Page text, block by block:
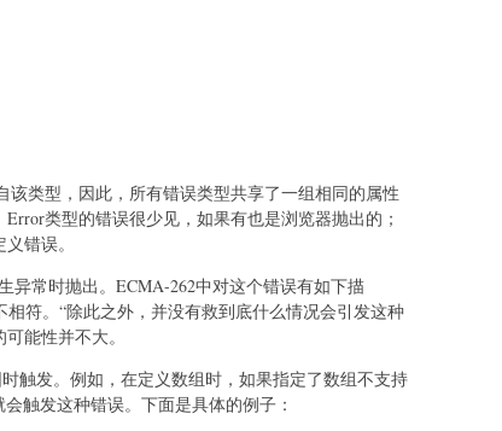
类型，因此，所有错误类型共享了一组相同的属性
类型的错误很少见，如果有也是浏览器抛出的；
错误。
异常时抛出。ECMA-262中对这个错误有如下描
符。“除此之外，并没有救到底什么情况会引发这种
能性并不大。
触发。例如，在定义数组时，如果指定了数组不支持
触发这种错误。下面是具体的例子：